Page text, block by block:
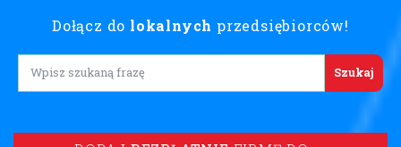
Dołącz do lokalnych przedsiębiorców!
Lorem ipsum